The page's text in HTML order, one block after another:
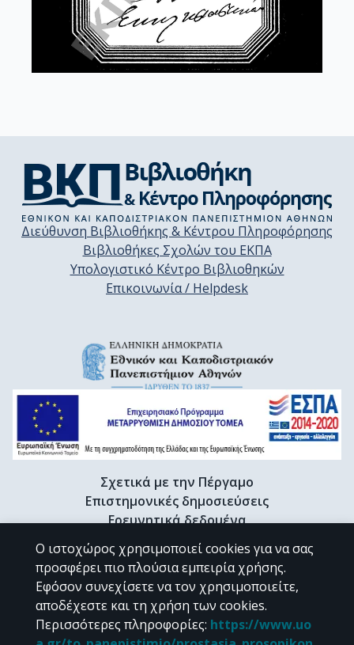
Διεύθυνση Βιβλιοθήκης & Κέντρου Πληροφόρησης
Βιβλιοθήκες Σχολών του ΕΚΠΑ
Υπολογιστικό Κέντρο Βιβλιοθηκών
Επικοινωνία / Helpdesk
Σχετικά με την Πέργαμο
Επιστημονικές δημοσιεύσεις
Ερευνητικά δεδομένα
Διδακτορικές διατριβές & Γκρίζα βιβλιογραφία
Προφίλ Ερευνητή
CC BY-NC 4.0
Ο ιστοχώρος χρησιμοποιεί cookies για να σας
προσφέρει πιο πλούσια εμπειρία χρήσης.
Εφόσον συνεχίσετε να τον χρησιμοποιείτε,
αποδέχεστε και τη χρήση των cookies.
Περισσότερες πληροφορίες: https://www.uo